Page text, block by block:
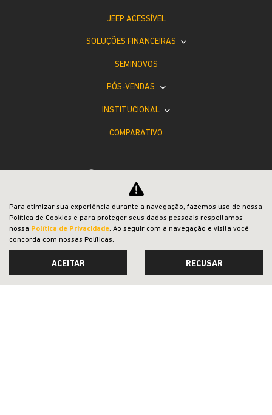
VENDAS DIRETAS
JEEP ACESSÍVEL
SOLUÇÕES FINANCEIRAS
SEMINOVOS
PÓS-VENDAS
INSTITUCIONAL
Para otimizar sua experiência durante a navegação, fazemos uso de nossa
Política de Cookies e para proteger seus dados pessoais respeitamos
nossa Política de Privacidade. Ao seguir com a navegação e visita você
concorda com nossas Políticas.
ACEITAR RECUSAR